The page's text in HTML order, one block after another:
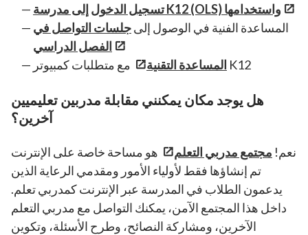
تسجيل الدخول إلى مدرسة K12 (OLS) واستخدامها
المساعدة الفنية في الوصول إلىجلسات التواصل في
الفصل الدراسي
المساعدة التقنية مع متطلبات كمبيوتر K12
هل يوجد مكان يمكنني مقابلة مدربين تعليميين
آخرين؟
نعم! مجتمع مدربي التعلم
هو مساحة خاصة على الإنترنت
تم إنشاؤها فقط لأولياء الأمور ومقدمي الرعاية الذين
يدعمون الطلاب في المدرسة عبر الإنترنت كمدربي تعلم.
داخل هذا المجتمع الآمن، يمكنك التواصل مع مدربي التعلم
الآخرين، ومشاركة النصائح، وطرح الأسئلة، وتكوين